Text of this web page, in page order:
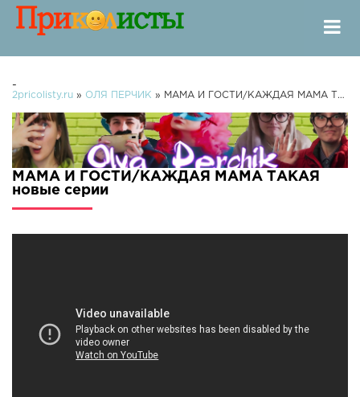
-
2pricolisty.ru » ОЛЯ ПЕРЧИК » МАМА И ГОСТИ/КАЖДАЯ МАМА ТАКАЯ
МАМА И ГОСТИ/КАЖДАЯ МАМА ТАКАЯ
новые серии